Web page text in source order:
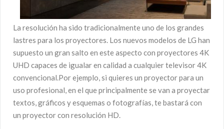
La resolución ha sido tradicionalmente uno de los grandes
lastres para los proyectores. Los nuevos modelos de LG han
supuesto un gran salto en este aspecto con proyectores 4K
UHD capaces de igualar en calidad a cualquier televisor 4K
convencional.Por ejemplo, si quieres un proyector para un
uso profesional, en el que principalmente se van a proyectar
textos, gráficos y esquemas o fotografías, te bastará con
un proyector con resolución HD.